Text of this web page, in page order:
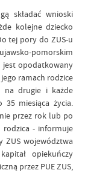
składać wnioski
kolejne dziecko
tej pory do ZUS-u
pomorskim
jest opodatkowany
ramach rodzice
na drugie i każde
miesiąca życia.
przez rok lub po
rodzica - informuje
ZUS województwa
opiekuńczy
przez PUE ZUS,